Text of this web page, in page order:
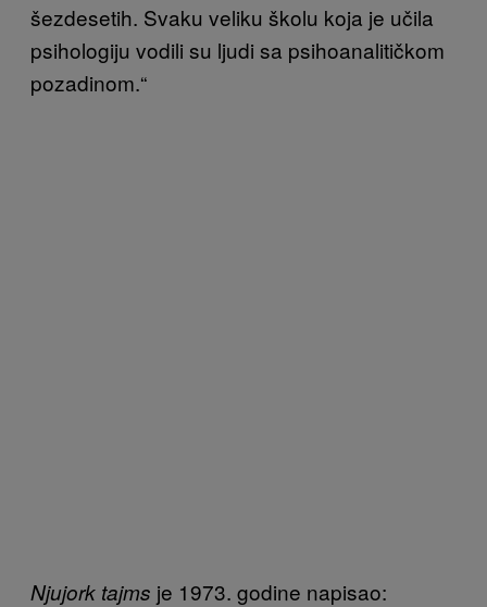
šezdesetih. Svaku veliku školu koja je učila
psihologiju vodili su ljudi sa psihoanalitičkom
pozadinom.“
Njujork tajms je 1973. godine napisao: